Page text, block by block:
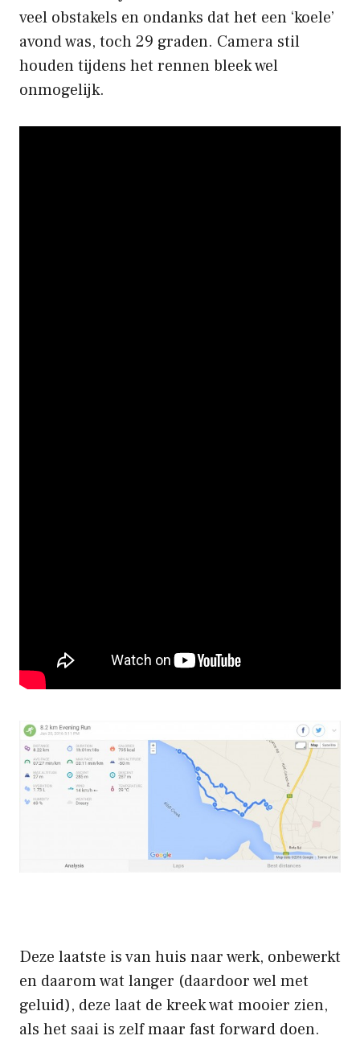
veel obstakels en ondanks dat het een ‘koele’
avond was, toch 29 graden. Camera stil
houden tijdens het rennen bleek wel
onmogelijk.
Deze laatste is van huis naar werk, onbewerkt
en daarom wat langer (daardoor wel met
geluid), deze laat de kreek wat mooier zien,
als het saai is zelf maar fast forward doen.